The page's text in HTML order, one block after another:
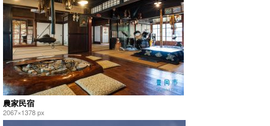
農家民宿
2067×1378 px